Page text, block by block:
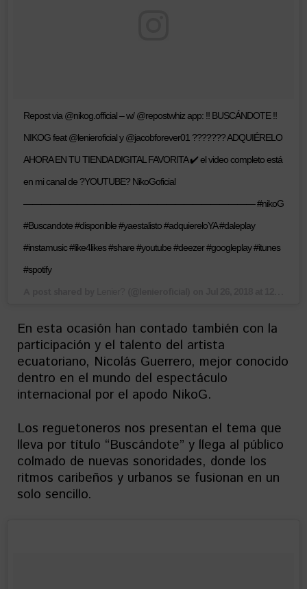
Repost via @nikog.official – w/ @repostwhiz app: ‼️ BUSCÁNDOTE ‼️
NIKOG feat @lenieroficial y @jacobforever01 ??????? ADQUIÉRELO
AHORA EN TU TIENDA DIGITAL FAVORITA ✔️ el video completo está
en mi canal de ?YOUTUBE? NikoGoficial
—————————————————————————— #nikoG
#Buscandote #disponible #yaestalisto #adquiereloYA #daleplay
#instamusic #like4likes #share #youtube #deezer #googleplay #itunes
#spotify
En esta ocasión han contado también con la
participación y el talento del artista
ecuatoriano, Nicolás Guerrero, mejor conocido
dentro en el mundo del espectáculo
internacional por el apodo NikoG.
Los reguetoneros nos presentan el tema que
lleva por título “Buscándote” y llega al público
colmado de nuevas sonoridades, donde los
ritmos caribeños y urbanos se fusionan en un
solo sencillo.